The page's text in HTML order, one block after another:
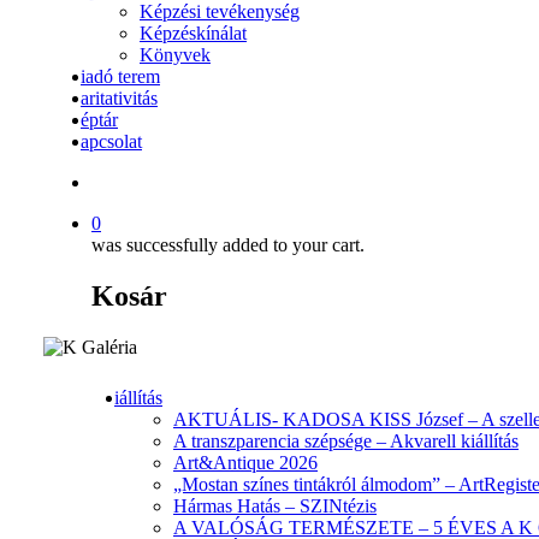
Képzési tevékenység
Képzéskínálat
Könyvek
iadó terem
aritativitás
éptár
apcsolat
0
was successfully added to your cart.
Kosár
iállítás
AKTUÁLIS- KADOSA KISS József – A
A transzparencia szépsége – Akvarell kiállítás
Art&Antique 2026
„Mostan színes tintákról álmodom” –
Hármas Hatás – SZINtézis
A VALÓSÁG TERMÉSZETE – 5 ÉVES A